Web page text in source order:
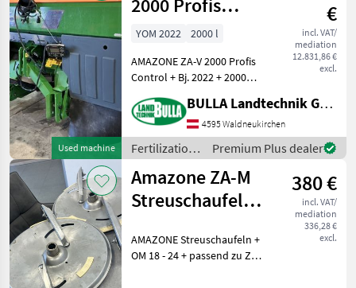
Used machine
2000 Profis
Control -
€
incl. VAT/
mediation
12.831,86 €
excl.
YOM 2022
2000 l
AMAZONE ZA-V 2000 Profis
Control + Bj. 2022 + 2000
Streuscheiben 10 - 21 Meter
+ Wiegestreuer mit 200 Hz
Wiegetechnik +
Neigungssensor +
BULLA Landtechnik GmbH
4595 Waldneukirchen
Fertilization
and
irrigation
equipment /
Amazone
Premium Plus dealer
Amazone ZA-M
Streuschaufeln
380 €
incl. VAT/
mediation
336,28 €
excl.
AMAZONE Streuschaufeln +
OM 18 - 24 + passend zu ZA-